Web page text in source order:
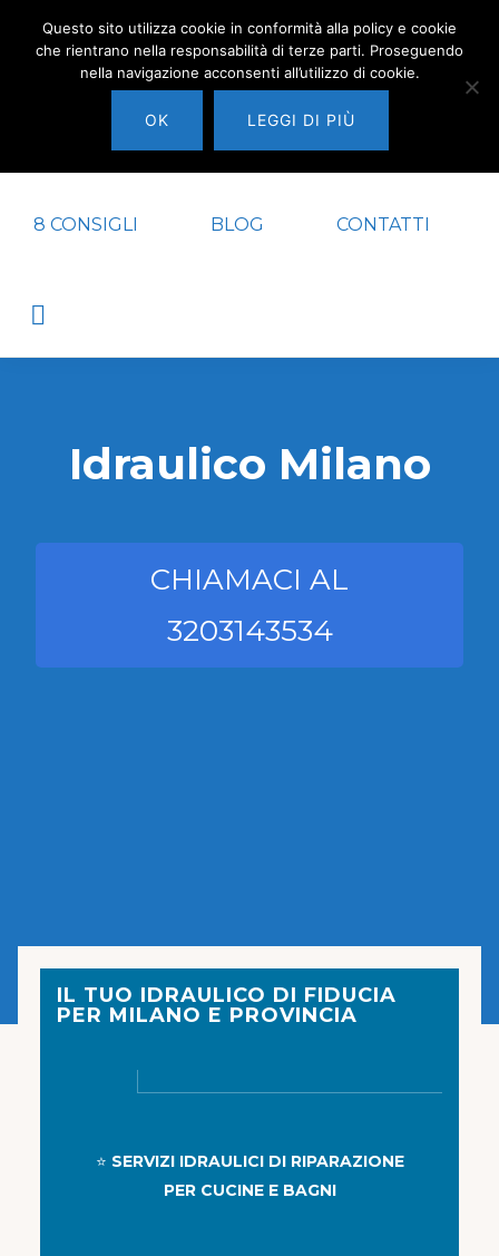
Passa
navigazione
Passa
intervento
Idraulico
8 CONSIGLI BLOG CONTATTI
Show
Search
Idraulico Milano
CHIAMACI AL
3203143534
IL TUO IDRAULICO DI FIDUCIA
PER MILANO E PROVINCIA
⭐ SERVIZI IDRAULICI DI RIPARAZIONE
PER CUCINE E BAGNI
Questo sito utilizza cookie in conformità alla policy e cookie
che rientrano nella responsabilità di terze parti. Proseguendo
nella navigazione acconsenti all’utilizzo di cookie.
OK LEGGI DI PIÙ